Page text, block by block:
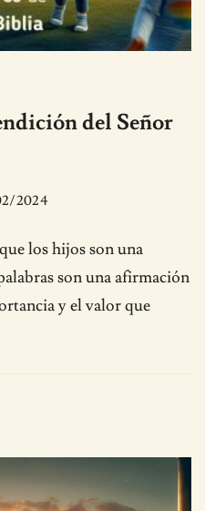
del Señor
2024
los hijos son una
son una afirmación
y el valor que